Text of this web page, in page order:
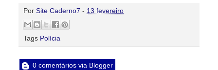
Por Site Caderno7 - 13 fevereiro
Tags Polícia
0 comentários via Blogger